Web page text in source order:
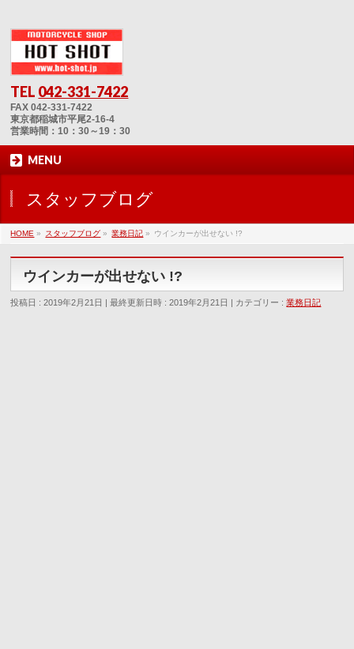
TEL 042-331-7422
FAX 042-331-7422
東京都稲城市平尾2-16-4
営業時間：10：30～19：30
MENU
スタッフブログ
HOME » スタッフブログ » 業務日記 » ウインカーが出せない !?
ウインカーが出せない !?
投稿日 : 2019年2月21日 最終更新日時 : 2019年2月21日 カテゴリー :業務日記